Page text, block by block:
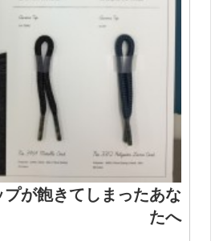
が飽きてしまったあな
たへ